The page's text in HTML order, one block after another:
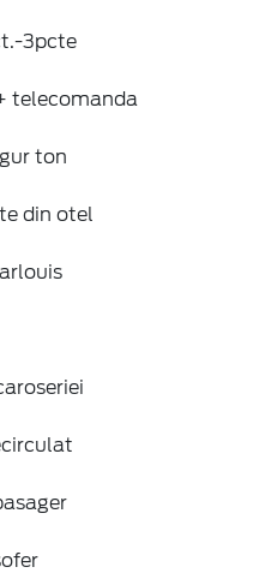
3pcte
telecomanda
ton
din otel